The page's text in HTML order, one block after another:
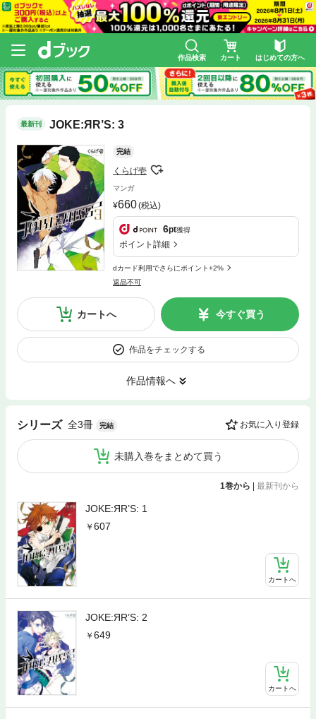
作品検索 カート はじめての方へ
最新刊 JOKE:ЯR’S: 3
完結
くらげ壱
マンガ
660(税込)
6pt獲得
ポイント詳細
dカード利用でさらにポイント+2%
返品不可
カートへ 今すぐ買う
作品をチェックする
作品情報へ
シリーズ 全3冊 完結 お気に入り登録
未購入巻をまとめて買う
1巻から 最新刊から
JOKE:ЯR’S: 1
607
カートへ
JOKE:ЯR’S: 2
649
カートへ